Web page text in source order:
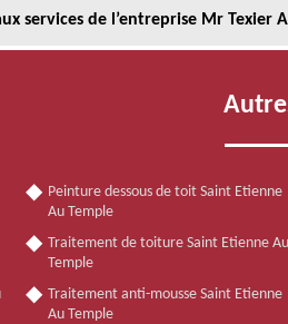
services de l’entreprise Mr Texier
Peinture dessous de toit Saint Etienne
Au Temple
Traitement de toiture Saint Etienne Au
Temple
Traitement anti-mousse Saint Etienne
Au Temple